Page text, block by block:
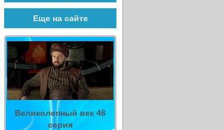
Еще на сайте
Великолепный век 46
серия